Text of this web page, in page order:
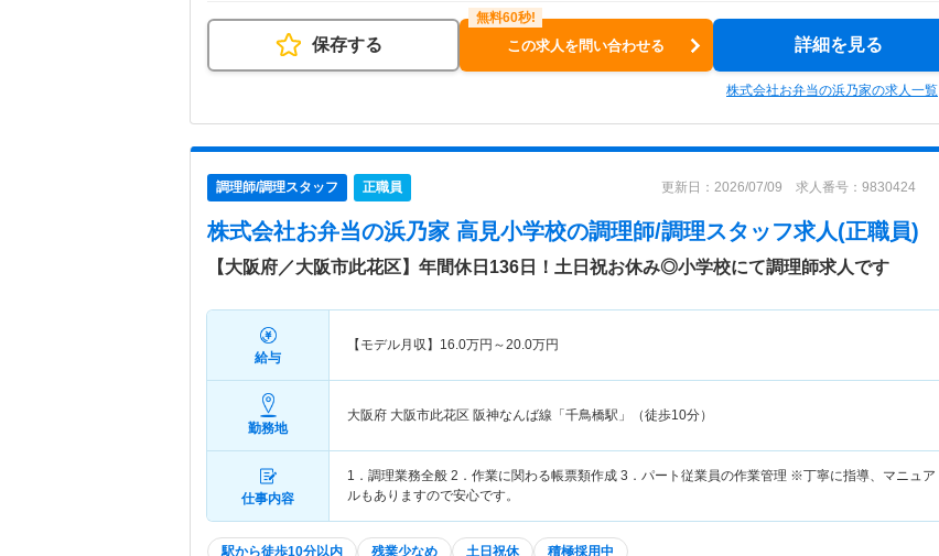
保存する この求人を問い合わせる 詳細を見る
株式会社お弁当の浜乃家の求人一覧
調理師/調理スタッフ 正職員 更新日：2026/07/09 求人番号：9830424
株式会社お弁当の浜乃家 高見小学校の調理師/調理スタッフ求人(正職員)
【大阪府／大阪市此花区】年間休日136日！土日祝お休み◎小学校にて調理師求人です
給与
【モデル月収】 16.0万円～20.0万円
勤務地
大阪府 大阪市此花区 阪神なんば線「千鳥橋駅」（徒歩10分）
仕事内容
1．調理業務全般 2．作業に関わる帳票類作成 3．パート従業員の作業管理 ※丁寧に指導、マニュア
ルもありますので安心です。
駅から徒歩10分以内 残業少なめ 土日祝休 積極採用中